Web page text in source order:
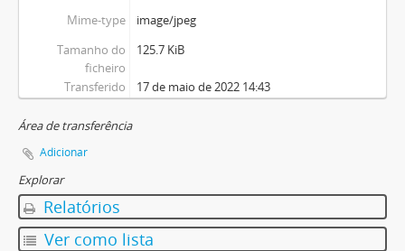
Mime-type
image/jpeg
Tamanho do
ficheiro
125.7 KiB
Transferido 17 de maio de 2022 14:43
Área de transferência
Adicionar
Explorar
Relatórios
Ver como lista